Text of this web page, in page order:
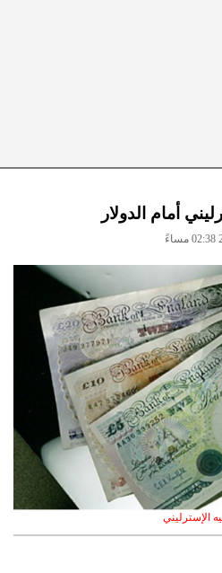
أمام الدولار
الإسترليني